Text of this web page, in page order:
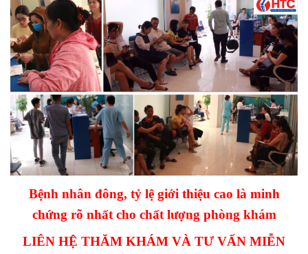
Bệnh nhân đông, tỷ lệ giới thiệu cao là minh
chứng rõ nhất cho chất lượng phòng khám
LIÊN HỆ THĂM KHÁM VÀ TƯ VẤN MIỄN